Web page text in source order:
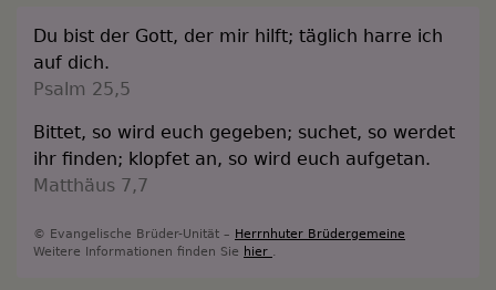
Du bist der Gott, der mir hilft; täglich harre ich
auf dich.
Psalm 25,5
Bittet, so wird euch gegeben; suchet, so werdet
ihr finden; klopfet an, so wird euch aufgetan.
Matthäus 7,7
© Evangelische Brüder-Unität – Herrnhuter Brüdergemeine
Weitere Informationen finden Sie hier .